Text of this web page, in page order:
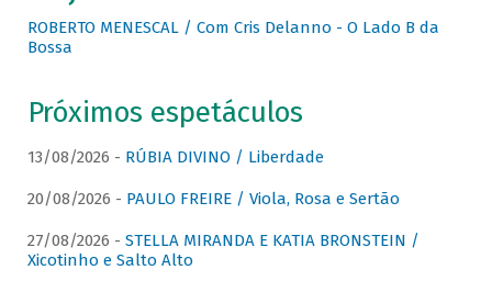
ROBERTO MENESCAL / Com Cris Delanno - O Lado B da
Bossa
Próximos espetáculos
13/08/2026 - RÚBIA DIVINO / Liberdade
20/08/2026 - PAULO FREIRE / Viola, Rosa e Sertão
27/08/2026 - STELLA MIRANDA E KATIA BRONSTEIN /
Xicotinho e Salto Alto